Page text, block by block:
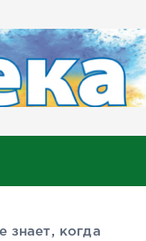
знает, когда